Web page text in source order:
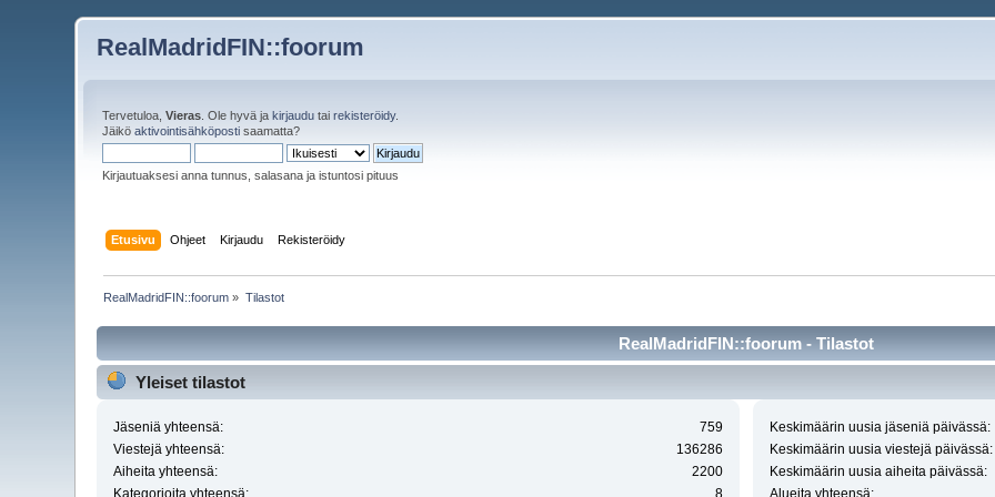
RealMadridFIN::foorum
Tervetuloa,Vieras . Ole hyvä jakirjaudu tairekisteröidy.
Jäiköaktivointisähköposti saamatta?
Kirjautuaksesi anna tunnus, salasana ja istuntosi pituus
Etusivu Ohjeet Kirjaudu Rekisteröidy
RealMadridFIN::foorum » Tilastot
RealMadridFIN::foorum - Tilastot
Yleiset tilastot
Jäseniä yhteensä:
759
Viestejä yhteensä:
136286
Aiheita yhteensä:
2200
Kategorioita yhteensä:
8
Keskimäärin uusia jäseniä päivässä:
Keskimäärin uusia viestejä päivässä:
Keskimäärin uusia aiheita päivässä:
Alueita yhteensä: